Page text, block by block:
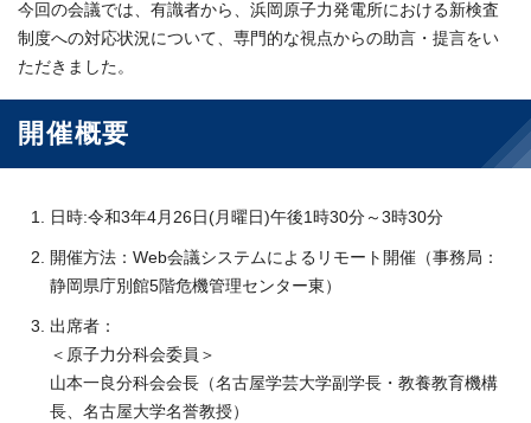
今回の会議では、有識者から、浜岡原子力発電所における新検査
制度への対応状況について、専門的な視点からの助言・提言をい
ただきました。
開催概要
日時:令和3年4月26日(月曜日)午後1時30分～3時30分
開催方法：Web会議システムによるリモート開催（事務局：
静岡県庁別館5階危機管理センター東）
出席者：
＜原子力分科会委員＞
山本一良分科会会長（名古屋学芸大学副学長・教養教育機構
長、名古屋大学名誉教授）